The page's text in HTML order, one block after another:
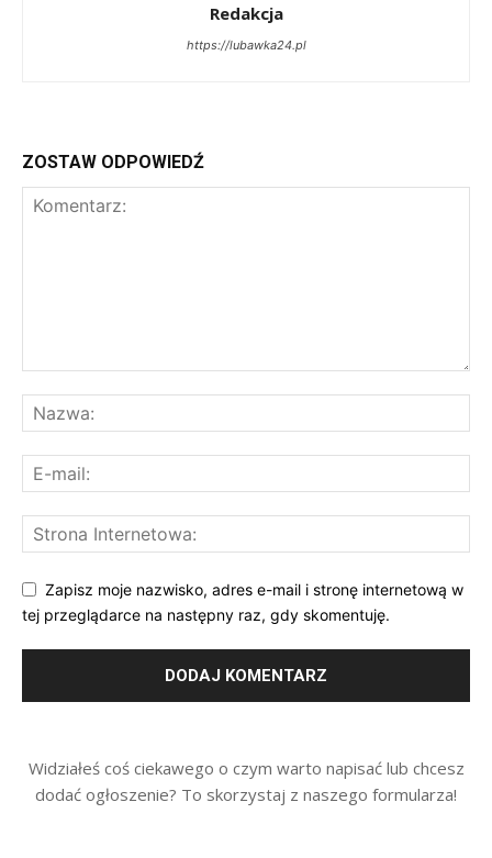
Redakcja
https://lubawka24.pl
ZOSTAW ODPOWIEDŹ
Zapisz moje nazwisko, adres e-mail i stronę internetową w
tej przeglądarce na następny raz, gdy skomentuję.
Widziałeś coś ciekawego o czym warto napisać lub chcesz
dodać ogłoszenie? To skorzystaj z naszego formularza!